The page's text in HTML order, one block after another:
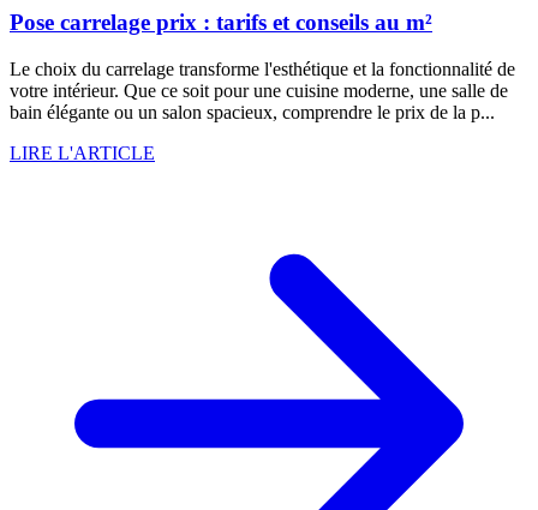
Pose carrelage prix : tarifs et conseils au m²
Le choix du carrelage transforme l'esthétique et la fonctionnalité de
votre intérieur. Que ce soit pour une cuisine moderne, une salle de
bain élégante ou un salon spacieux, comprendre le prix de la p...
LIRE L'ARTICLE